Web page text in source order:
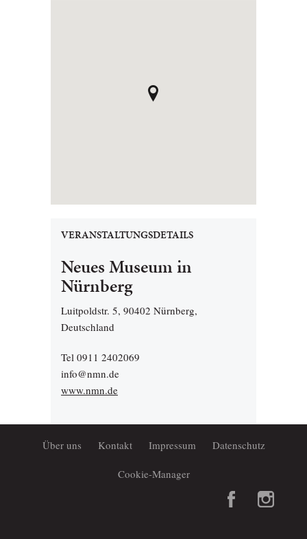
VERANSTALTUNGSDETAILS
Neues Museum in
Nürnberg
Luitpoldstr. 5, 90402 Nürnberg,
Deutschland
Tel 0911 2402069
info@nmn.de
www.nmn.de
Über uns Kontakt Impressum Datenschutz
Cookie-Manager